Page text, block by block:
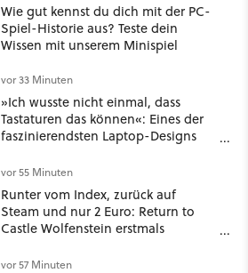
Wie gut kennst du dich mit der PC-
Spiel-Historie aus? Teste dein
Wissen mit unserem Minispiel
vor 33 Minuten
»Ich wusste nicht einmal, dass
Tastaturen das können«: Eines der
faszinierendsten Laptop-Designs
vor 55 Minuten
Runter vom Index, zurück auf
Steam und nur 2 Euro: Return to
Castle Wolfenstein erstmals
Markt
vor 57 Minuten